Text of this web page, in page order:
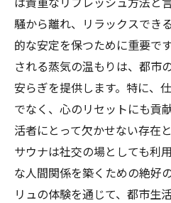
騒から離れ、リラックスでき
的な安定を保つために重要で
される蒸気の温もりは、都市
安らぎを提供します。特に、
でなく、心のリセットにも貢
活者にとって欠かせない存在
サウナは社交の場としても利
な人間関係を築くための絶好
リュの体験を通じて、都市生